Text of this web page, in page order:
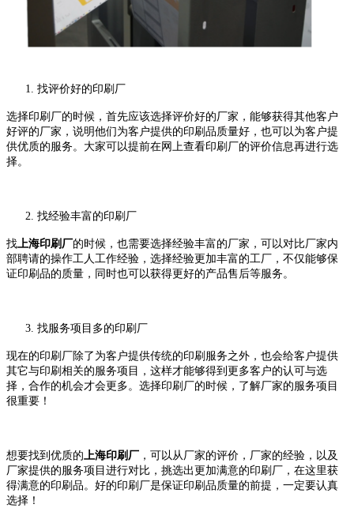
1. 找评价好的印刷厂
选择印刷厂的时候，首先应该选择评价好的厂家，能够获得其他客户
好评的厂家，说明他们为客户提供的印刷品质量好，也可以为客户提
供优质的服务。大家可以提前在网上查看印刷厂的评价信息再进行选
择。
2. 找经验丰富的印刷厂
找 上海印刷厂的时候，也需要选择经验丰富的厂家，可以对比厂家内
部聘请的操作工人工作经验，选择经验更加丰富的工厂，不仅能够保
证印刷品的质量，同时也可以获得更好的产品售后等服务。
3. 找服务项目多的印刷厂
现在的印刷厂除了为客户提供传统的印刷服务之外，也会给客户提供
其它与印刷相关的服务项目，这样才能够得到更多客户的认可与选
择，合作的机会才会更多。选择印刷厂的时候，了解厂家的服务项目
很重要！
想要找到优质的 上海印刷厂 ，可以从厂家的评价，厂家的经验，以及
厂家提供的服务项目进行对比，挑选出更加满意的印刷厂，在这里获
得满意的印刷品。好的印刷厂是保证印刷品质量的前提，一定要认真
选择！